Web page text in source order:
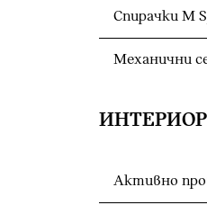
Спирачки M
Механични
Активно